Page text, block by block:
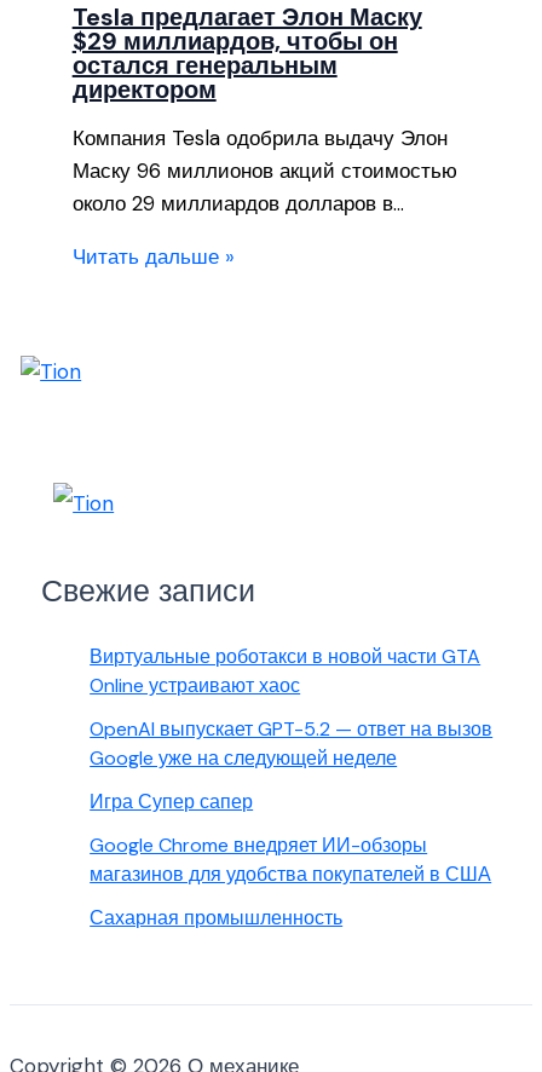
Tesla предлагает Элон Маску
$29 миллиардов, чтобы он
остался генеральным
директором
Компания Tesla одобрила выдачу Элон
Маску 96 миллионов акций стоимостью
около 29 миллиардов долларов в…
Читать дальше »
Свежие записи
Виртуальные роботакси в новой части GTA
Online устраивают хаос
OpenAI выпускает GPT-5.2 — ответ на вызов
Google уже на следующей неделе
Игра Супер сапер
Google Chrome внедряет ИИ-обзоры
магазинов для удобства покупателей в США
Сахарная промышленность
Copyright © 2026 О механике